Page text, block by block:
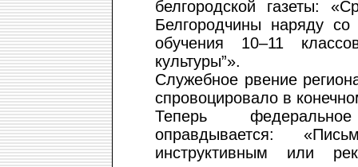
белгородской газеты:
Белгородчины наряду
обучения 10–11
культуры”».
Служебное рвение
спровоцировало в
Теперь
оправдывается:
инструктивным или